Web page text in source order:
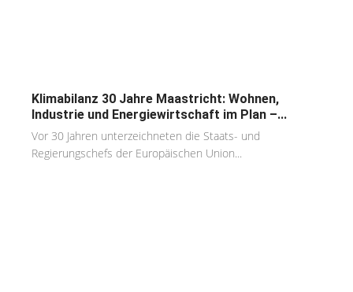
Klimabilanz 30 Jahre Maastricht: Wohnen,
Industrie und Energiewirtschaft im Plan –...
Vor 30 Jahren unterzeichneten die Staats- und
Regierungschefs der Europäischen Union...